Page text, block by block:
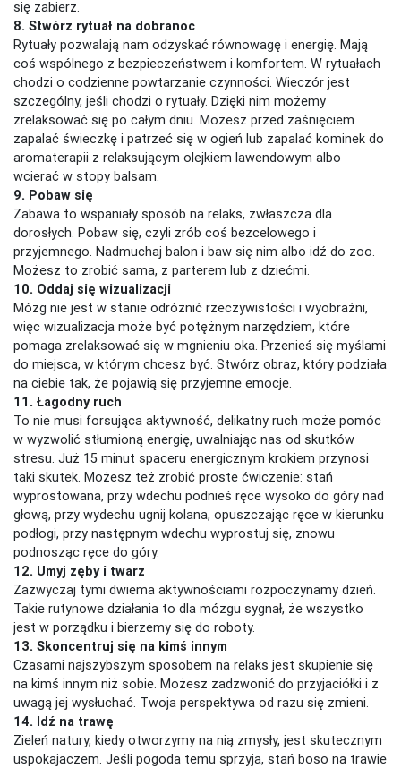
się zabierz.
8. Stwórz rytuał na dobranoc
Rytuały pozwalają nam odzyskać równowagę i energię. Mają
coś wspólnego z bezpieczeństwem i komfortem. W rytuałach
chodzi o codzienne powtarzanie czynności. Wieczór jest
szczególny, jeśli chodzi o rytuały. Dzięki nim możemy
zrelaksować się po całym dniu. Możesz przed zaśnięciem
zapalać świeczkę i patrzeć się w ogień lub zapalać kominek do
aromaterapii z relaksującym olejkiem lawendowym albo
wcierać w stopy balsam.
9. Pobaw się
Zabawa to wspaniały sposób na relaks, zwłaszcza dla
dorosłych. Pobaw się, czyli zrób coś bezcelowego i
przyjemnego. Nadmuchaj balon i baw się nim albo idź do zoo.
Możesz to zrobić sama, z parterem lub z dziećmi.
10. Oddaj się wizualizacji
Mózg nie jest w stanie odróżnić rzeczywistości i wyobraźni,
więc wizualizacja może być potężnym narzędziem, które
pomaga zrelaksować się w mgnieniu oka. Przenieś się myślami
do miejsca, w którym chcesz być. Stwórz obraz, który podziała
na ciebie tak, że pojawią się przyjemne emocje.
11. Łagodny ruch
To nie musi forsująca aktywność, delikatny ruch może pomóc
w wyzwolić stłumioną energię, uwalniając nas od skutków
stresu. Już 15 minut spaceru energicznym krokiem przynosi
taki skutek. Możesz też zrobić proste ćwiczenie: stań
wyprostowana, przy wdechu podnieś ręce wysoko do góry nad
głową, przy wydechu ugnij kolana, opuszczając ręce w kierunku
podłogi, przy następnym wdechu wyprostuj się, znowu
podnosząc ręce do góry.
12. Umyj zęby i twarz
Zazwyczaj tymi dwiema aktywnościami rozpoczynamy dzień.
Takie rutynowe działania to dla mózgu sygnał, że wszystko
jest w porządku i bierzemy się do roboty.
13. Skoncentruj się na kimś innym
Czasami najszybszym sposobem na relaks jest skupienie się
na kimś innym niż sobie. Możesz zadzwonić do przyjaciółki i z
uwagą jej wysłuchać. Twoja perspektywa od razu się zmieni.
14. Idź na trawę
Zieleń natury, kiedy otworzymy na nią zmysły, jest skutecznym
uspokajaczem. Jeśli pogoda temu sprzyja, stań boso na trawie